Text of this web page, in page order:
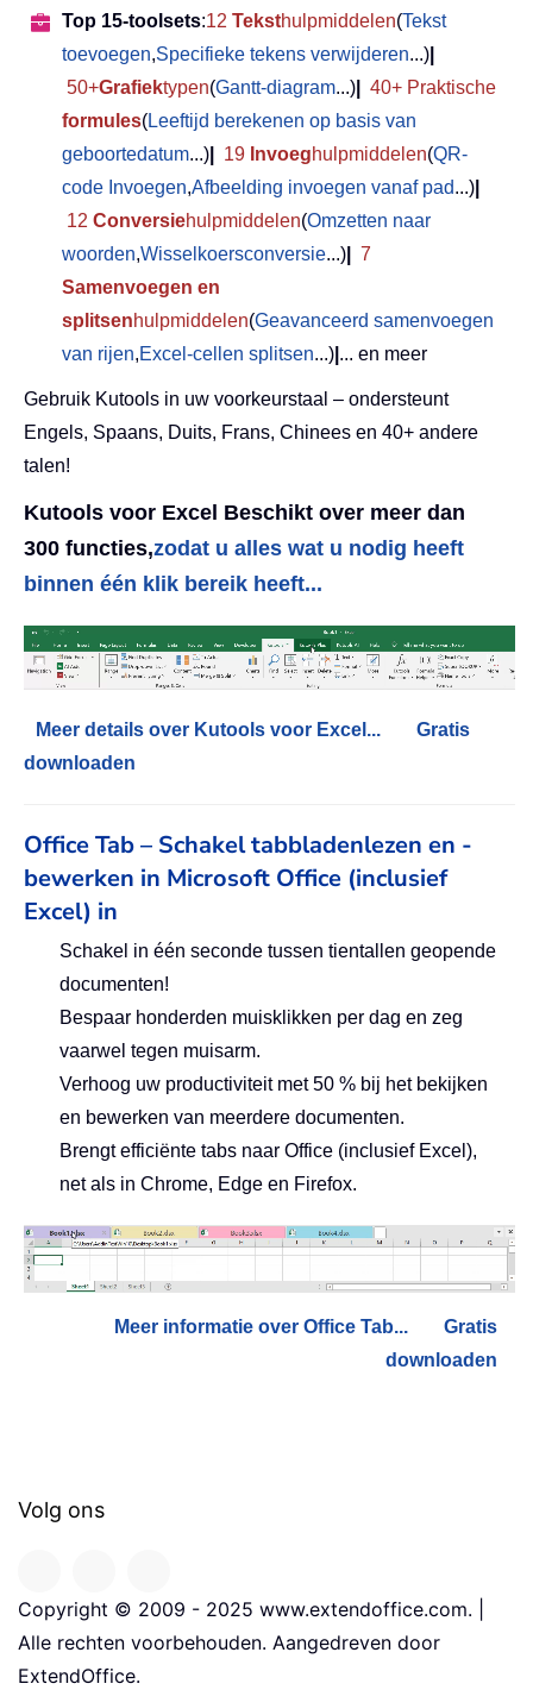
Top 15-toolsets:12 Teksthulpmiddelen(Tekst
toevoegen,Specifieke tekens verwijderen...)
50+Grafiektypen(Gantt-diagram...)
40+ Praktische
formules(Leeftijd berekenen op basis van
geboortedatum...) 19 Invoeghulpmiddelen(QR-
code Invoegen,Afbeelding invoegen vanaf pad...)
12 Conversiehulpmiddelen(Omzetten naar
woorden,Wisselkoersconversie...)
7
Samenvoegen en
splitsenhulpmiddelen(Geavanceerd samenvoegen
van rijen,Excel-cellen splitsen...) ... en meer
Gebruik Kutools in uw voorkeurstaal – ondersteunt
Engels, Spaans, Duits, Frans, Chinees en 40+ andere
talen!
Kutools voor Excel Beschikt over meer dan
300 functies,zodat u alles wat u nodig heeft
binnen één klik bereik heeft...
Meer details over Kutools voor Excel...
Gratis
downloaden
Office Tab – Schakel tabbladenlezen en -
bewerken in Microsoft Office (inclusief
Excel) in
Schakel in één seconde tussen tientallen geopende
documenten!
Bespaar honderden muisklikken per dag en zeg
vaarwel tegen muisarm.
Verhoog uw productiviteit met 50 % bij het bekijken
en bewerken van meerdere documenten.
Brengt efficiënte tabs naar Office (inclusief Excel),
net als in Chrome, Edge en Firefox.
Meer informatie over Office Tab...
Gratis
downloaden
Volg ons
Copyright © 2009 - 2025 www.extendoffice.com. |
Alle rechten voorbehouden. Aangedreven door
ExtendOffice.